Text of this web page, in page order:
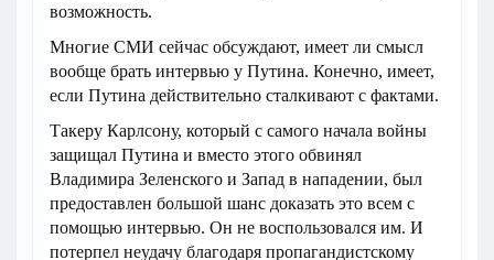
возможность.
Многие СМИ сейчас обсуждают, имеет ли смысл
вообще брать интервью у Путина. Конечно, имеет,
если Путина действительно сталкивают с фактами.
Такеру Карлсону, который с самого начала войны
защищал Путина и вместо этого обвинял
Владимира Зеленского и Запад в нападении, был
предоставлен большой шанс доказать это всем с
помощью интервью. Он не воспользовался им. И
потерпел неудачу благодаря пропагандистскому